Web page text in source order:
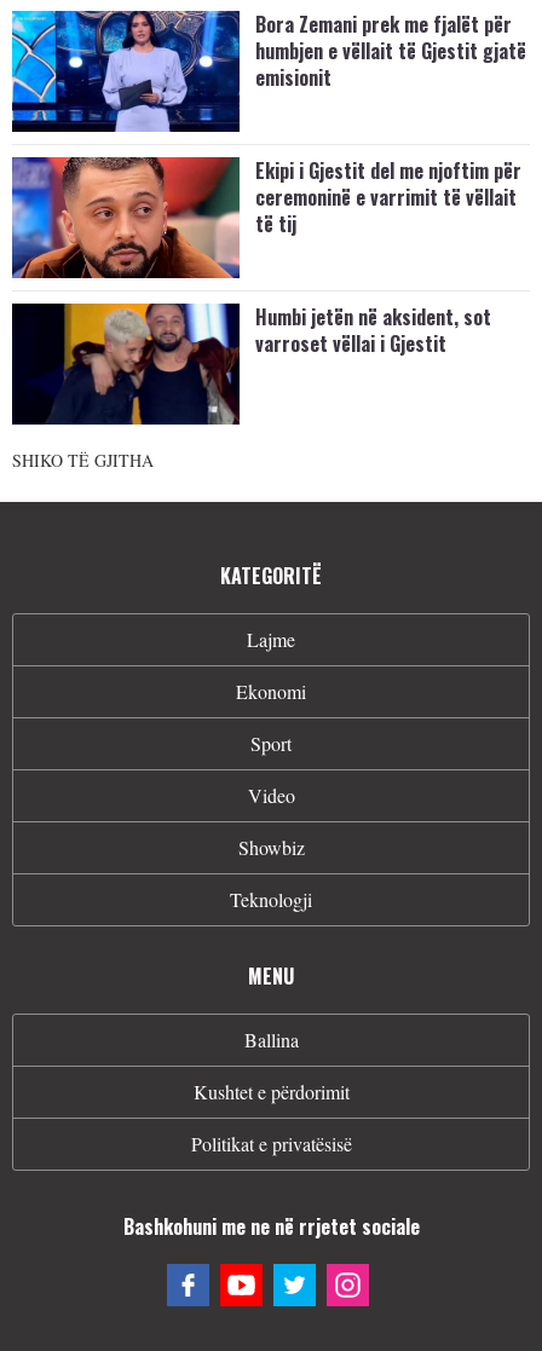
Bora Zemani prek me fjalët për
humbjen e vëllait të Gjestit gjatë
emisionit
Ekipi i Gjestit del me njoftim për
ceremoninë e varrimit të vëllait
të tij
Humbi jetën në aksident, sot
varroset vëllai i Gjestit
SHIKO TË GJITHA
KATEGORITË
Lajme
Ekonomi
Sport
Video
Showbiz
Teknologji
MENU
Ballina
Kushtet e përdorimit
Politikat e privatësisë
Bashkohuni me ne në rrjetet sociale